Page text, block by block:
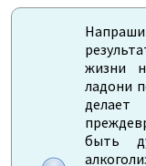
жизни
ладони
быть